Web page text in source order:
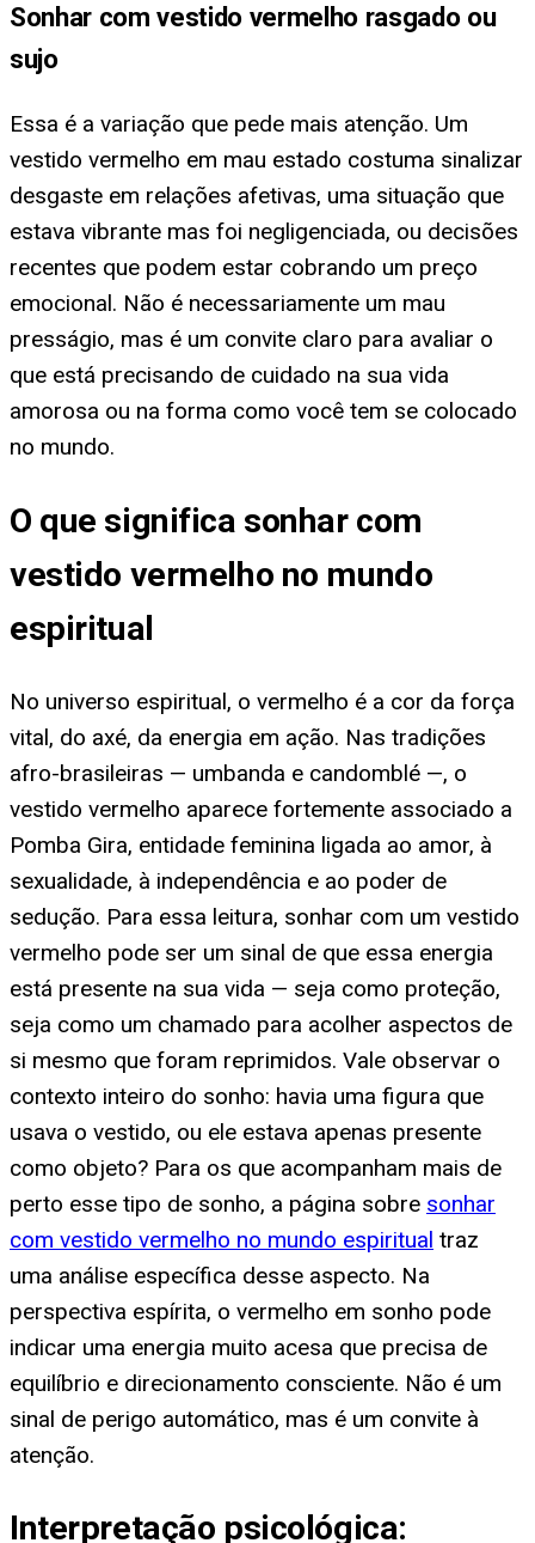
Sonhar com vestido vermelho rasgado ou
sujo
Essa é a variação que pede mais atenção. Um
vestido vermelho em mau estado costuma sinalizar
desgaste em relações afetivas, uma situação que
estava vibrante mas foi negligenciada, ou decisões
recentes que podem estar cobrando um preço
emocional. Não é necessariamente um mau
presságio, mas é um convite claro para avaliar o
que está precisando de cuidado na sua vida
amorosa ou na forma como você tem se colocado
no mundo.
O que significa sonhar com
vestido vermelho no mundo
espiritual
No universo espiritual, o vermelho é a cor da força
vital, do axé, da energia em ação. Nas tradições
afro-brasileiras — umbanda e candomblé —, o
vestido vermelho aparece fortemente associado a
Pomba Gira, entidade feminina ligada ao amor, à
sexualidade, à independência e ao poder de
sedução. Para essa leitura, sonhar com um vestido
vermelho pode ser um sinal de que essa energia
está presente na sua vida — seja como proteção,
seja como um chamado para acolher aspectos de
si mesmo que foram reprimidos. Vale observar o
contexto inteiro do sonho: havia uma figura que
usava o vestido, ou ele estava apenas presente
como objeto? Para os que acompanham mais de
perto esse tipo de sonho, a página sobre sonhar
com vestido vermelho no mundo espiritual traz
uma análise específica desse aspecto. Na
perspectiva espírita, o vermelho em sonho pode
indicar uma energia muito acesa que precisa de
equilíbrio e direcionamento consciente. Não é um
sinal de perigo automático, mas é um convite à
atenção.
Interpretação psicológica: